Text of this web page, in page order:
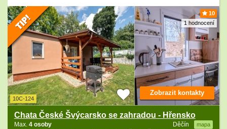
10
1 hodnocení
10C-124
Chata České Švýcarsko se zahradou - Hřensko
Děčín mapa
Max. 4 osoby
Zobrazit kontakty